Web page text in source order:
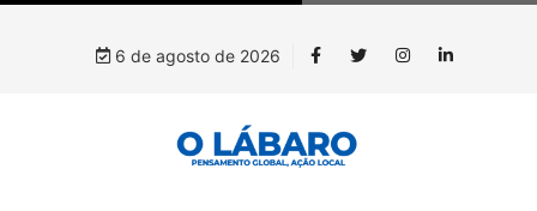
6 de agosto de 2026